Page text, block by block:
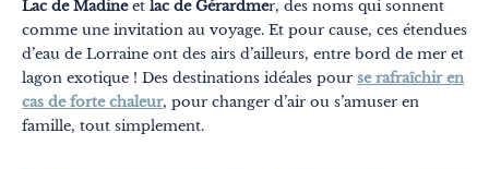
Lac de Madineet lac de Gérardmer, des noms qui sonnent
comme une invitation au voyage. Et pour cause, ces étendues
d’eau de Lorraine ont des airs d’ailleurs, entre bord de mer et
lagon exotique ! Des destinations idéales pour se rafraîchir en
cas de forte chaleur, pour changer d’air ou s’amuser en
famille, tout simplement.